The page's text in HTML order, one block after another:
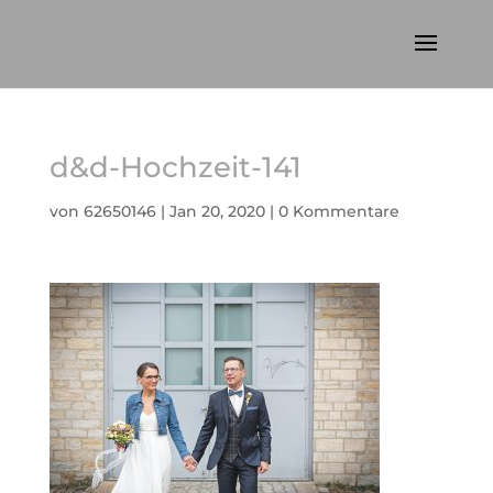
d&d-Hochzeit-141
von 62650146| Jan 20, 2020| 0 Kommentare